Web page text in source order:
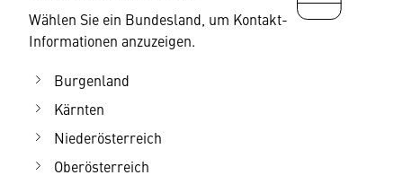
Wählen Sie ein Bundesland, um Kontakt-
Informationen anzuzeigen.
Burgenland
Kärnten
Niederösterreich
Oberösterreich